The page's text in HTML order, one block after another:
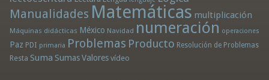
Manualidades Matemáticas multiplicación
Máquinas didácticas México Navidad numeración operaciones
Paz PDI primaria Problemas Producto Resolución de Problemas
Resta Suma Sumas Valores vídeo